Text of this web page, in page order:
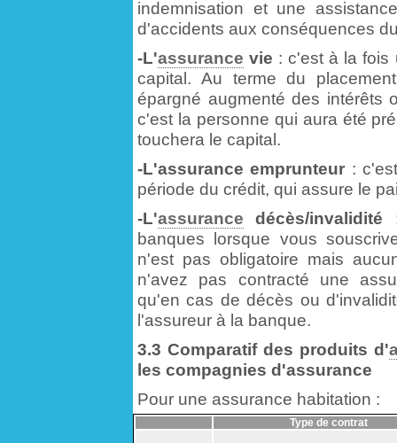
indemnisation et une
d'accidents aux conséquences
-L'assurance vie : c'est à la fois
capital. Au terme du
épargné augmenté des intérêts
c'est la personne qui aura été
touchera le capital.
-L'assurance emprunteur :
période du crédit, qui assure le
-L'assurance décès/invalidité
banques lorsque vous
n'est pas obligatoire mais
n'avez pas contracté une
qu'en cas de décès ou
l'assureur à la banque.
3.3 Comparatif des produits d'
les compagnies d'assurance
Pour une assurance habitation :
Type de contrat